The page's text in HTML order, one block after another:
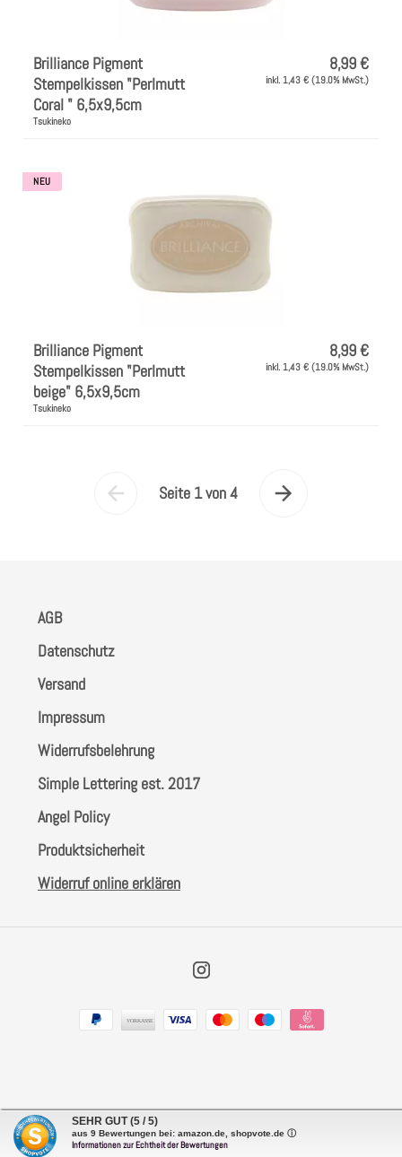
Brilliance Pigment
Stempelkissen "Perlmutt
Coral " 6,5x9,5cm
Tsukineko
8,99 €
inkl. 1,43 € (19.0% MwSt.)
NEU
Brilliance Pigment
Stempelkissen "Perlmutt
beige" 6,5x9,5cm
Tsukineko
8,99 €
inkl. 1,43 € (19.0% MwSt.)
VorherigeSeite 1 von 4
Nächste
AGB
Datenschutz
Versand
Impressum
Widerrufsbelehrung
Simple Lettering est. 2017
Angel Policy
Produktsicherheit
Widerruf online erklären
Zahlungsarten
SEHR GUT (5 / 5)
aus 9 Bewertungen bei: amazon.de, shopvote.de ⓘ
Informationen zur Echtheit der Bewertungen